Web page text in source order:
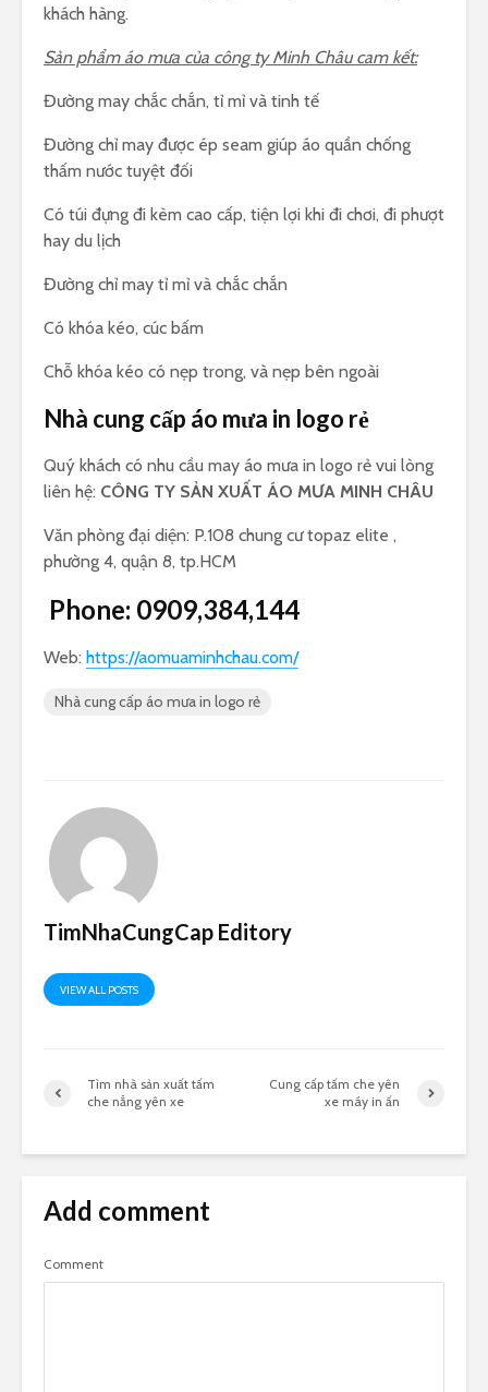
khách hàng.
Sản phẩm áo mưa của công ty Minh Châu cam kết:
Đường may chắc chắn, tỉ mỉ và tinh tế
Đường chỉ may được ép seam giúp áo quần chống
thấm nước tuyệt đối
Có túi đựng đi kèm cao cấp, tiện lợi khi đi chơi, đi phượt
hay du lịch
Đường chỉ may tỉ mỉ và chắc chắn
Có khóa kéo, cúc bấm
Chỗ khóa kéo có nẹp trong, và nẹp bên ngoài
Nhà cung cấp áo mưa in logo rẻ
Quý khách có nhu cầu may áo mưa in logo rẻ vui lòng
liên hệ: CÔNG TY SẢN XUẤT ÁO MƯA MINH CHÂU
Văn phòng đại diện: P.108 chung cư topaz elite ,
phường 4, quận 8, tp.HCM
Phone: 0909,384,144
Web: https://aomuaminhchau.com/
Nhà cung cấp áo mưa in logo rẻ
TimNhaCungCap Editory
VIEW ALL POSTS
Tìm nhà sản xuất tấm
che nắng yên xe
Cung cấp tấm che yên
xe máy in ấn
Add comment
Comment